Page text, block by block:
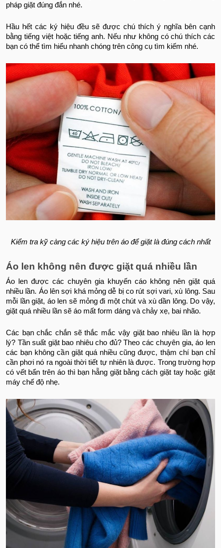
pháp giặt đúng đắn nhé.
Hầu hết các ký hiệu đều sẽ được chú thích ý nghĩa bên cạnh
bằng tiếng việt hoặc tiếng anh. Nếu như không có chú thích các
bạn có thể tìm hiểu nhanh chóng trên công cụ tìm kiếm nhé.
Kiểm tra kỹ càng các ký hiệu trên áo để giặt là đúng cách nhất
Áo len không nên được giặt quá nhiều lần
Áo len được các chuyên gia khuyến cáo không nên giặt quá
nhiều lần. Áo lên sợi khá mỏng dễ bị co rút sợi vari, xù lông. Sau
mỗi lần giặt, áo len sẽ mỏng đi một chút và xù dần lông. Do vậy,
giặt quá nhiều lần sẽ áo mất form dáng và chảy xẹ, bai nhão.
Các bạn chắc chắn sẽ thắc mắc vậy giặt bao nhiêu lần là hợp
lý? Tần suất giặt bao nhiêu cho đủ? Theo các chuyên gia, áo len
các bạn không cần giặt quá nhiều cũng được, thậm chí bạn chỉ
cần phơi nó ra ngoài thời tiết tự nhiên là được. Trong trường hợp
có vết bẩn trên áo thì bạn hẵng giặt bằng cách giặt tay hoặc giặt
máy chế độ nhẹ.